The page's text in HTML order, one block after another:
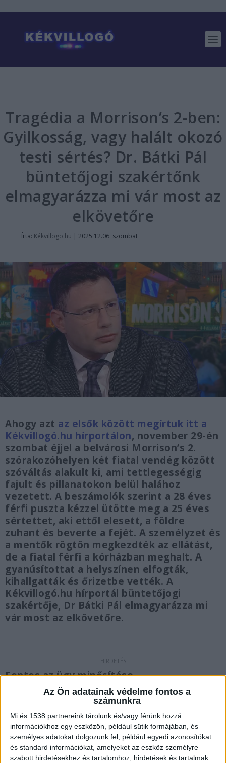
Az Ön adatainak védelme fontos a
számunkra
Mi és 1538 partnereink tárolunk és/vagy férünk hozzá
információkhoz egy eszközön, például sütik formájában, és
személyes adatokat dolgozunk fel, például egyedi azonosítókat
és standard információkat, amelyeket az eszköz személyre
szabott hirdetésekhez és tartalomhoz, hirdetések és tartalmak
Tragédia a Morrison’s 2-ben:
Gyilkosság, vagy halált okozó
testi sértés? Dr. Bátki Pál
büntetőjogi szakértőnk
elmagyarázza mi vár most az
elkövetőre
Írta: Kékvillogo.hu | 2025.12.06. szombat
Ahogy azt az elsők között megírtuk itt a
Kékvillogó.hu hírportálon, november 29-én
szombat éjjel a belvárosi Morrison’s 2.
szórakozóhelyen két fiatal vendég között
szóváltás alakult ki, ami tettlegességig
fajult és pillanatokon belül halához
vezetett. A beszámolók szerint a 28 éves
férfi puszta kézzel ütötte meg a 25 éves
sértettet, aki ettől elesett, a földre
zuhant és beverte a fejét. A személyzet és
a mentők rögtön megkezdték az ellátást,
de a fiatal férfi a kórházban meghalt. A
gyanúsítottat a helyszínen elfogták,
kihallgatták és őrizetbe vették. A
Kékvillogó.hu hírportál büntetőjogi
szakértője, Dr Bátki Pál elmagyarázza mi
vár most az elkövetőre.
Fontos az ügy minősítése
Ez a tragédia büntetőjogi szemmel azért
büntetőeljárás során a minősítés rövid időn belül
érdemben változott. A nyomozás a rendőrségen
halált okozó testi sértés gyanújával indult. Ez a